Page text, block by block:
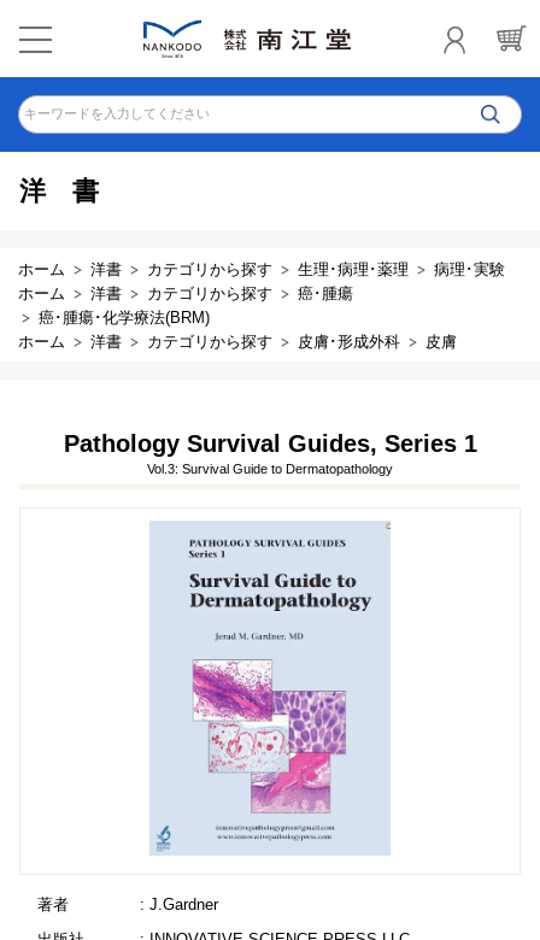
キーワードを入力してください
洋書
ホーム 洋書 カテゴリから探す 生理･病理･薬理
病理･実験
ホーム
洋書 カテゴリから探す
癌･腫瘍
癌･腫瘍･化学療法(BRM)
ホーム
洋書 カテゴリから探す 皮膚･形成外科 皮膚
Pathology Survival Guides, Series 1
Vol.3: Survival Guide to Dermatopathology
著者
: J.Gardner